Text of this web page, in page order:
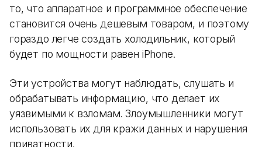
то, что аппаратное и программное обеспечение
становится очень дешевым товаром, и поэтому
гораздо легче создать холодильник, который
будет по мощности равен iPhone.
Эти устройства могут наблюдать, слушать и
обрабатывать информацию, что делает их
уязвимыми к взломам. Злоумышленники могут
использовать их для кражи данных и нарушения
приватности.